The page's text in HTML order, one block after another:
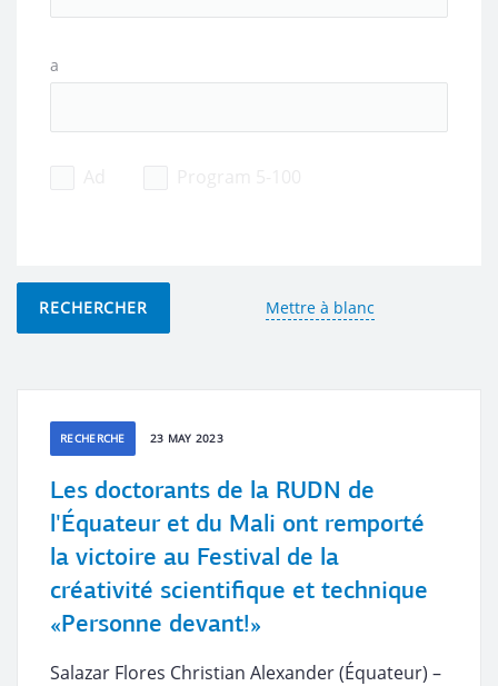
a
RECHERCHER Mettre à blanc
RECHERCHE 23 MAY 2023
Les doctorants de la RUDN de
l'Équateur et du Mali ont remporté
la victoire au Festival de la
créativité scientifique et technique
«Personne devant!»
Salazar Flores Christian Alexander (Équateur) –